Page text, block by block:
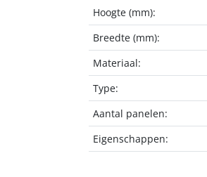
Hoogte (mm):
Breedte (mm):
Materiaal:
Type:
Aantal panelen:
Eigenschappen: